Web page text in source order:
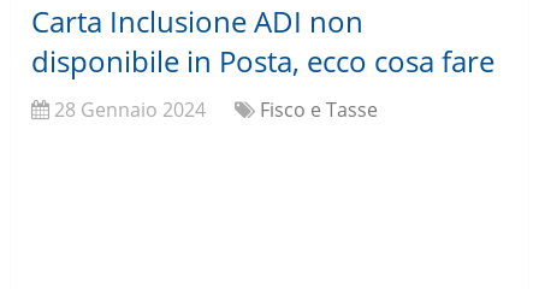
Carta Inclusione ADI non
disponibile in Posta, ecco cosa fare
28 Gennaio 2024 Fisco e Tasse